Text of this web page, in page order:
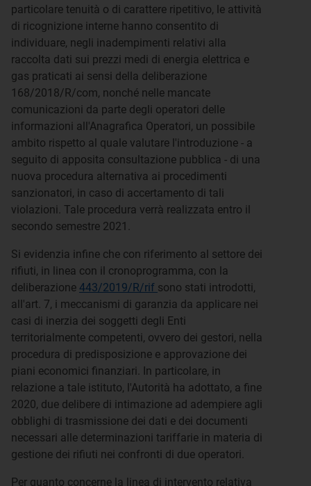
particolare tenuità o di carattere ripetitivo, le attività
di ricognizione interne hanno consentito di
individuare, negli inadempimenti relativi alla
raccolta dati sui prezzi medi di energia elettrica e
gas praticati ai sensi della deliberazione
168/2018/R/com, nonché nelle mancate
comunicazioni da parte degli operatori delle
informazioni all'Anagrafica Operatori, un possibile
ambito rispetto al quale valutare l'introduzione - a
seguito di apposita consultazione pubblica - di una
nuova procedura alternativa ai procedimenti
sanzionatori, in caso di accertamento di tali
violazioni. Tale procedura verrà realizzata entro il
secondo semestre 2021.
Si evidenzia infine che con riferimento al settore dei
rifiuti, in linea con il cronoprogramma, con la
deliberazione 443/2019/R/rif sono stati introdotti,
all'art. 7, i meccanismi di garanzia da applicare nei
casi di inerzia dei soggetti degli Enti
territorialmente competenti, ovvero dei gestori, nella
procedura di predisposizione e approvazione dei
piani economici finanziari. In particolare, in
relazione a tale istituto, l'Autorità ha adottato, a fine
2020, due delibere di intimazione ad adempiere agli
obblighi di trasmissione dei dati e dei documenti
necessari alle determinazioni tariffarie in materia di
gestione dei rifiuti nei confronti di due operatori.
Per quanto concerne la linea di intervento relativa